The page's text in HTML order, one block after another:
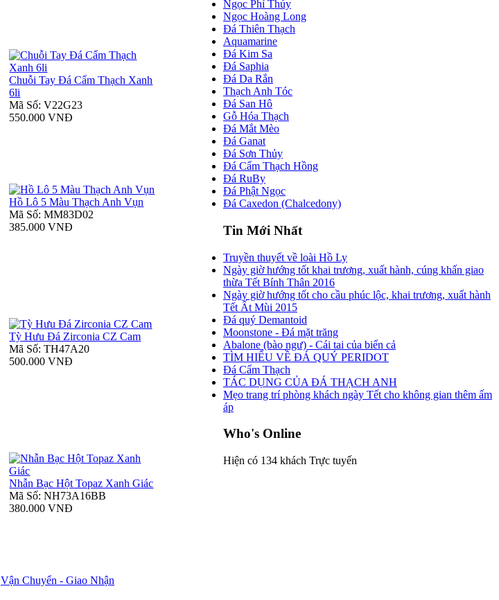
Chuỗi Tay Đá Cẩm Thạch Xanh
6li
Mã Số: V22G23
550.000 VNĐ
Hồ Lô 5 Màu Thạch Anh Vụn
Mã Số: MM83D02
385.000 VNĐ
Tỳ Hưu Đá Zirconia CZ Cam
Mã Số: TH47A20
500.000 VNĐ
Nhẫn Bạc Hột Topaz Xanh Giác
Mã Số: NH73A16BB
380.000 VNĐ
Ngọc Phỉ Thúy
Ngọc Hoàng Long
Đá Thiên Thạch
Aquamarine
Đá Kim Sa
Đá Saphia
Đá Da Rắn
Thạch Anh Tóc
Đá San Hô
Gỗ Hóa Thạch
Đá Mắt Mèo
Đá Ganat
Đá Sơn Thủy
Đá Cẩm Thạch Hồng
Đá RuBy
Đá Phật Ngọc
Đá Caxedon (Chalcedony)
Tin Mới Nhất
Truyền thuyết về loài Hồ Ly
Ngày giờ hướng tốt khai trương, xuất hành, cúng khấn giao
thừa Tết Bính Thân 2016
Ngày giờ hướng tốt cho cầu phúc lộc, khai trương, xuất hành
Tết Ất Mùi 2015
Đá quý Demantoid
Moonstone - Đá mặt trăng
Abalone (bào ngư) - Cái tai của biển cả
TÌM HIỂU VỀ ĐÁ QUÝ PERIDOT
Đá Cẩm Thạch
TÁC DỤNG CỦA ĐÁ THẠCH ANH
Mẹo trang trí phòng khách ngày Tết cho không gian thêm ấm
áp
Who's Online
Hiện có 134 khách Trực tuyến
Vận Chuyển - Giao Nhận